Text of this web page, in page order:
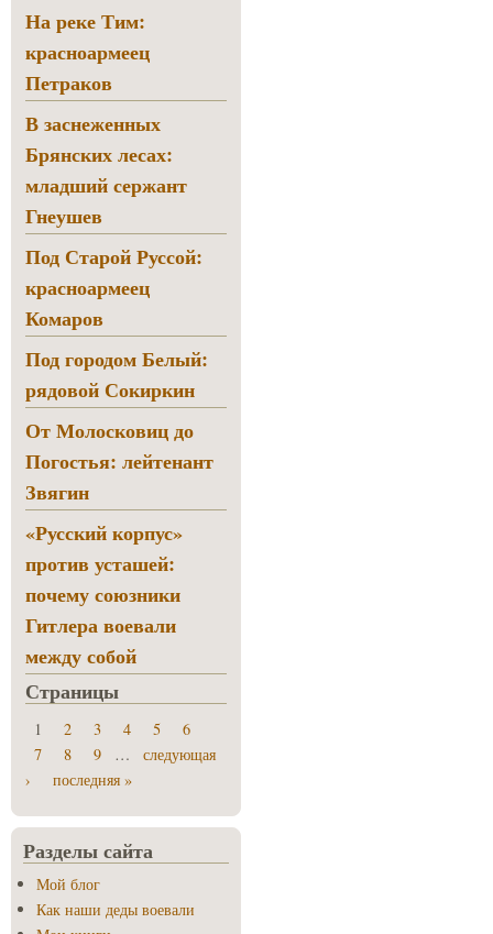
На реке Тим:
красноармеец
Петраков
В заснеженных
Брянских лесах:
младший сержант
Гнеушев
Под Старой Руссой:
красноармеец
Комаров
Под городом Белый:
рядовой Сокиркин
От Молосковиц до
Погостья: лейтенант
Звягин
«Русский корпус»
против усташей:
почему союзники
Гитлера воевали
между собой
Страницы
1 2 3 4 5
6
7
8 9 …
следующая
›
последняя »
Разделы сайта
Мой блог
Как наши деды воевали